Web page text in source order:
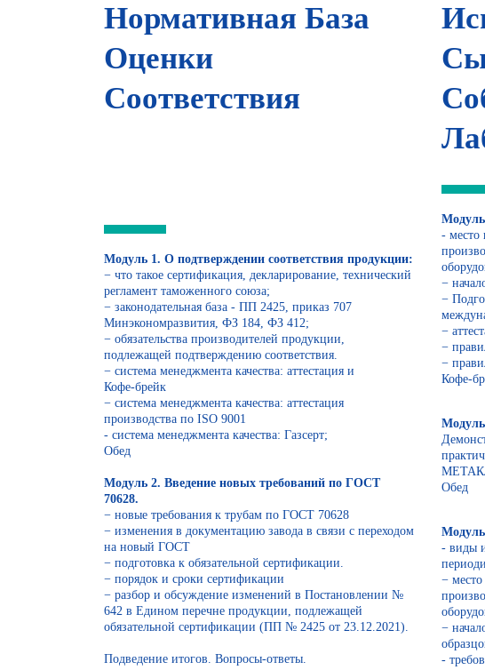
Нормативная База
Оценки
Соответствия
Модуль 1. О подтверждении соответствия продукции:
− что такое сертификация, декларирование, технический
регламент таможенного союза;
− законодательная база - ПП 2425, приказ 707
Минэкономразвития, ФЗ 184, ФЗ 412;
− обязательства производителей продукции,
подлежащей подтверждению соответствия.
− система менеджмента качества: аттестация и
Кофе-брейк
− система менеджмента качества: аттестация
производства по ISO 9001
- система менеджмента качества: Газсерт;
Обед
Модуль 2. Введение новых требований по ГОСТ
70628.
− новые требования к трубам по ГОСТ 70628
− изменения в документацию завода в связи с переходом
на новый ГОСТ
− подготовка к обязательной сертификации.
− порядок и сроки сертификации
− разбор и обсуждение изменений в Постановлении №
642 в Едином перечне продукции, подлежащей
обязательной сертификации (ПП № 2425 от 23.12.2021).
Подведение итогов. Вопросы-ответы.
- место
−
−
−
−
−
Кофе-
Обед
Модуль
- виды
−
−
-